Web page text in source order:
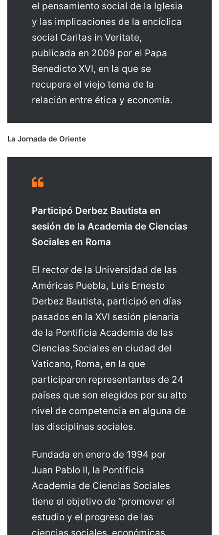
el pensamiento social de la Iglesia
y las implicaciones de la encíclica
social Caritas in Veritate,
publicada en 2009 por el Papa
Benedicto XVI, en la que se
recupera el viejo tema de la
relación entre ética y economía.
La Jornada de Oriente
Participó Derbez Bautista en
sesión de la Academia de Ciencias
Sociales en Roma
El rector de la Universidad de las
Américas Puebla, Luis Ernesto
Derbez Bautista, participó en días
pasados en la XVI sesión plenaria
de la Pontificia Academia de las
Ciencias Sociales en ciudad del
Vaticano, Roma, en la que
participaron representantes de 24
países que son elegidos por su alto
nivel de competencia en alguna de
las disciplinas sociales.
Fundada en enero de 1994 por
Juan Pablo II, la Pontificia
Academia de Ciencias Sociales
tiene el objetivo de “promover el
estudio y el progreso de las